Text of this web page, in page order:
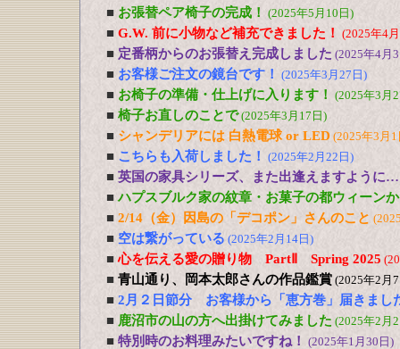
■ お張替ペア椅子の完成！ (2025年5月10日)
■ G.W. 前に小物など補充できました！ (2025年4
■ 定番柄からのお張替え完成しました (2025年4月
■ お客様ご注文の鏡台です！ (2025年3月27日)
■ お椅子の準備・仕上げに入ります！ (2025年3月
■ 椅子お直しのことで(2025年3月17日)
■ シャンデリアには 白熱電球 or LED (2025年3月1
■ こちらも入荷しました！ (2025年2月22日)
■ 英国の家具シリーズ、また出逢えますように…
■ ハプスブルク家の紋章・お菓子の都ウィーン
■ 2/14（金）因島の「デコポン」さんのこと
■ 空は繋がっている (2025年2月14日)
■ 心を伝える愛の贈り物 PartⅡ Spring 2025
■ 青山通り、岡本太郎さんの作品鑑賞 (2025年2月
■ 2月２日節分 お客様から「恵方巻」届きまし
■ 鹿沼市の山の方へ出掛けてみました (2025年2月
■ 特別時のお料理みたいですね！ (2025年1月30日)